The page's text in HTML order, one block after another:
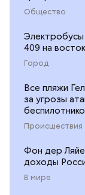
Общество
409 на
Город
Все пляжи
за угрозы
Происшествия
Фон дер
доходы
В мире